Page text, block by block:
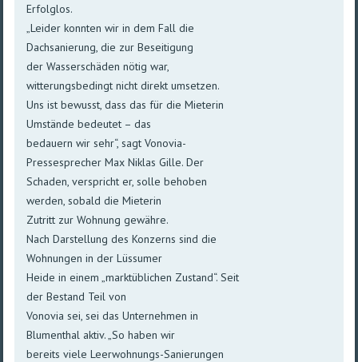
Erfolglos.
„Leider konnten wir in dem Fall die
Dachsanierung, die zur Beseitigung
der Wasserschäden nötig war,
witterungsbedingt nicht direkt umsetzen.
Uns ist bewusst, dass das für die Mieterin
Umstände bedeutet – das
bedauern wir sehr“, sagt Vonovia-
Pressesprecher Max Niklas Gille. Der
Schaden, verspricht er, solle behoben
werden, sobald die Mieterin
Zutritt zur Wohnung gewähre.
Nach Darstellung des Konzerns sind die
Wohnungen in der Lüssumer
Heide in einem „marktüblichen Zustand“. Seit
der Bestand Teil von
Vonovia sei, sei das Unternehmen in
Blumenthal aktiv. „So haben wir
bereits viele Leerwohnungs-Sanierungen